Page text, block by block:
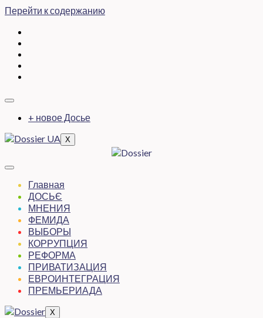
Перейти к содержанию
+ новое Досье
X
Главная
ДОСЬЄ
МНЕНИЯ
ФЕМИДА
ВЫБОРЫ
КОРРУПЦИЯ
РЕФОРМА
ПРИВАТИЗАЦИЯ
ЕВРОИНТЕГРАЦИЯ
ПРЕМЬЕРИАДА
X